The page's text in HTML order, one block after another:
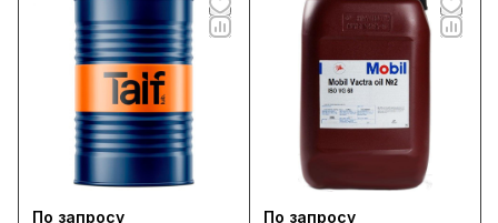
По запросу
По запросу